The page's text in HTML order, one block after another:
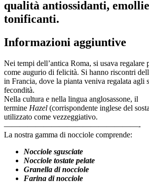
qualità antiossidanti,
tonificanti.
Informazioni aggiuntive
Nei tempi dell’antica Roma, si usava regalare
come augurio di felicità. Si hanno riscontri
in Francia, dove la pianta veniva regalata agli
fecondità.
Nella cultura e nella lingua anglosassone, il
termine Hazel (corrispondente inglese del
utilizzato come vezzeggiativo.
—————————————————-
La nostra gamma di nocciole comprende:
Nocciole sgusciate
Nocciole tostate pelate
Granella di nocciole
Farina di nocciole